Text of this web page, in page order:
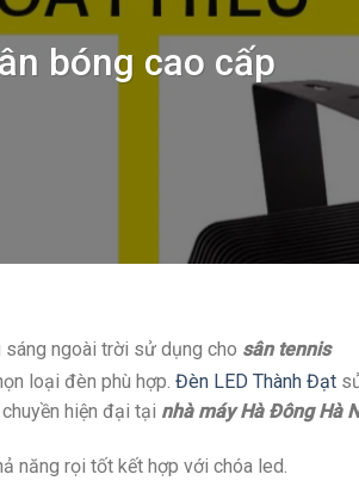
bóng cao cấp
sáng ngoài trời sử dụng cho sân tennis
loại đèn phù hợp. Đèn LED Thành Đạt
hiện đại tại nhà máy Hà Đông Hà
năng rọi tốt kết hợp với chóa led.